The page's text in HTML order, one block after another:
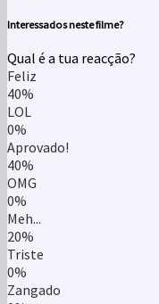
Interessados neste filme?
Qual é a tua reacção?
Feliz
40%
LOL
0%
Aprovado!
40%
OMG
0%
Meh...
20%
Triste
0%
Zangado